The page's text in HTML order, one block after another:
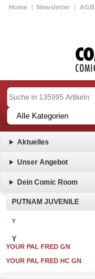
Home | Newsletter | AGB
Aktuelles
Unser Angebot
Dein Comic Room
PUTNAM JUVENILE
Y
Y
YOUR PAL FRED GN
YOUR PAL FRED HC GN